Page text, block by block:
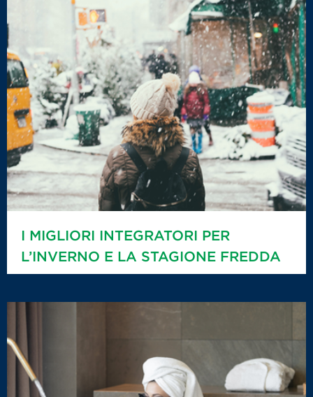
I MIGLIORI INTEGRATORI PER
L’INVERNO E LA STAGIONE FREDDA